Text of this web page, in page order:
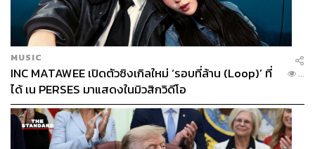
สไตล์อันโดดเด่นของ Yves ที่ส่งให้แบรนด์ของเขาโด่งดังสุดๆ
มาจาก ‘Le Smoking’ ในปี 1966 เมื่อเขาปฏิวัติวงการแฟชั่น
โดยการนำชุดทักซิโด้ของผู้ชายมาดัดแปลงเป็นชุดสูทกางเกง
ให้กับผู้หญิง งานดีไซน์นี้ถูกมองว่าขบถและถูกวิจารณ์อย่าง
หนัก หลายคนมองว่าเป็นการฝืนระเบียบของธรรมชาติที่
กำหนดเพศผ่านการแต่งตัว ในยุคนั้นการที่ผู้หญิงใส่กางเกง
ถูกมองว่าเป็นเรื่องไม่สุภาพ บางสถานที่ไม่ยอมให้ผู้หญิงสวม
MUSIC
INC MATAWEE เปิดตัวซิงเกิลใหม่ ‘รอบที่ล้าน (Loop)’ ที่
ได้ เน PERSES มาแสดงในมิวสิกวิดีโอ
...